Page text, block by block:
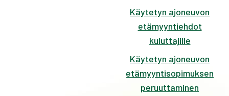
Käytetyn ajoneuvon
etämyyntiehdot
kuluttajille
Käytetyn ajoneuvon
etämyyntisopimuksen
peruuttaminen